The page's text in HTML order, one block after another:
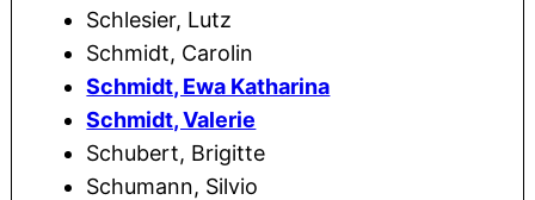
Schlesier, Lutz
Schmidt, Carolin
Schmidt, Ewa Katharina
Schmidt, Valerie
Schubert, Brigitte
Schumann, Silvio